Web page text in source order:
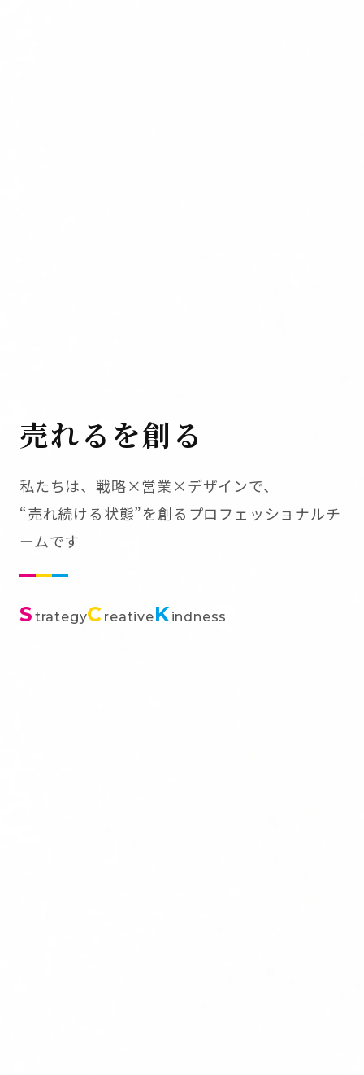
売れるを創る
私たちは、戦略×営業×デザインで、
“売れ続ける状態”を創るプロフェッショナルチ
ームです
S trategyC reativeKindness